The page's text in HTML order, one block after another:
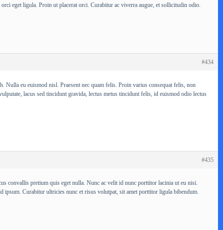
eget ligula. Proin ut placerat orci. Curabitur ac viverra augue, et sollicitudin odio.
#434
eu euismod nisl. Praesent nec quam felis. Proin varius consequat felis, non
lacus sed tincidunt gravida, lectus metus tincidunt felis, id euismod odio lectus
#435
convallis pretium quis eget nulla. Nunc ac velit id nunc porttitor lacinia ut eu nisi.
ipsum. Curabitur ultricies nunc et risus volutpat, sit amet porttitor ligula bibendum.